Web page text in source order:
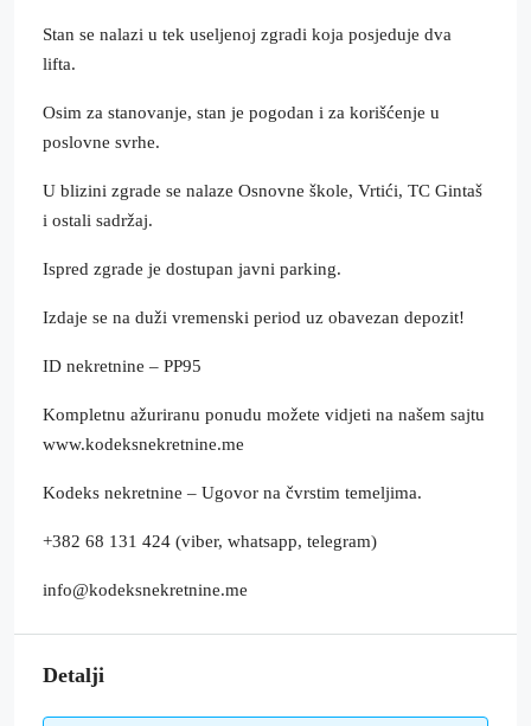
Stan se nalazi u tek useljenoj zgradi koja posjeduje dva
lifta.
Osim za stanovanje, stan je pogodan i za korišćenje u
poslovne svrhe.
U blizini zgrade se nalaze Osnovne škole, Vrtići, TC Gintaš
i ostali sadržaj.
Ispred zgrade je dostupan javni parking.
Izdaje se na duži vremenski period uz obavezan depozit!
ID nekretnine – PP95
Kompletnu ažuriranu ponudu možete vidjeti na našem sajtu
www.kodeksnekretnine.me
Kodeks nekretnine – Ugovor na čvrstim temeljima.
+382 68 131 424 (viber, whatsapp, telegram)
info@kodeksnekretnine.me
Detalji